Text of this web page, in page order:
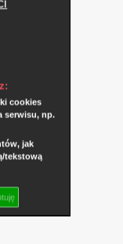
cookies
serwisu, np.
jak
tekstową